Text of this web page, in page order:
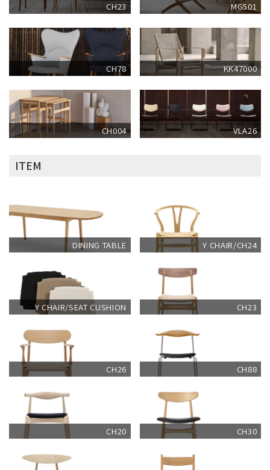
CH23 MG501
CH78 KK47000
CH004 VLA26
ITEM
DINING TABLE Y CHAIR/CH24
Y CHAIR/SEAT CUSHION CH23
CH26 CH88
CH20 CH30